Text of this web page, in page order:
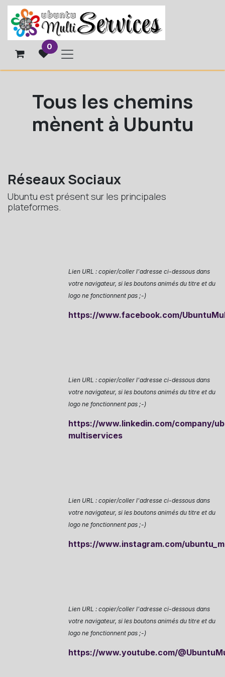
Se rendre au contenu
0
Tous les chemins
mènent à Ubuntu
Réseaux Sociaux
Ubuntu est présent sur les principales
plateformes.
Lien URL : copier/coller l'adresse ci-dessous dans
votre navigateur, si les boutons animés du titre et du
logo ne fonctionnent pas ;-)
https://www.facebook.com/
Lien URL : copier/coller l'adresse ci-dessous dans
votre navigateur, si les boutons animés du titre et du
logo ne fonctionnent pas ;-)
https://www.linkedin.com/company/
multiservices
Lien URL : copier/coller l'adresse ci-dessous dans
votre navigateur, si les boutons animés du titre et du
logo ne fonctionnent pas ;-)
https://www.instagram.com/
Lien URL : copier/coller l'adresse ci-dessous dans
votre navigateur, si les boutons animés du titre et du
logo ne fonctionnent pas ;-)
https://www.youtube.com/